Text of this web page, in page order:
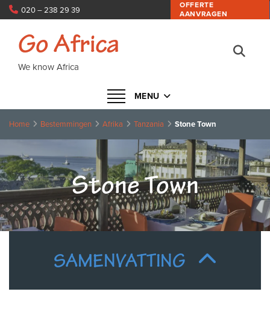
OFFERTE
AANVRAGEN
020 – 238 29 39
Navigatie in- of uitklappen
MENU
Go Africa
We know Africa
Home Bestemmingen Afrika Tanzania Stone Town
Stone Town
SAMENVATTING